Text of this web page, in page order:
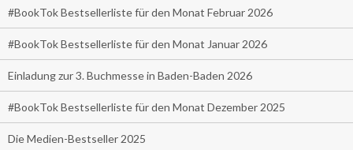
#BookTok Bestsellerliste für den Monat Februar 2026
#BookTok Bestsellerliste für den Monat Januar 2026
Einladung zur 3. Buchmesse in Baden-Baden 2026
#BookTok Bestsellerliste für den Monat Dezember 2025
Die Medien-Bestseller 2025